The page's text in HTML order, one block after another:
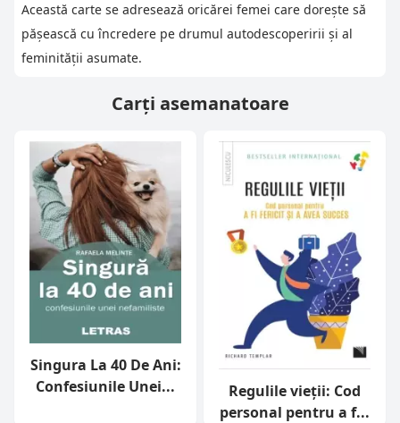
Această carte se adresează oricărei femei care dorește să
pășească cu încredere pe drumul autodescoperirii și al
feminității asumate.
Carți asemanatoare
Singura La 40 De Ani:
Confesiunile Unei...
Regulile vieții: Cod
personal pentru a f...